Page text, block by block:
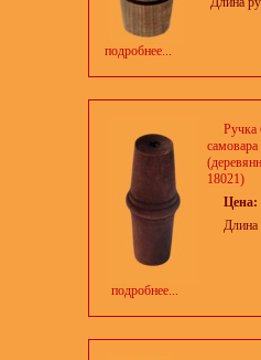
подробнее...
подробнее...
Ручка
18021)
Цена:
Длина